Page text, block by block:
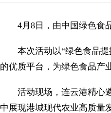
4月8日，由中国绿色食
本次活动以“绿色食品
的优质平台，为绿色食品产
活动现场，连云港精心
中展现港城现代农业高质量